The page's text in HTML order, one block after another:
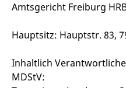
Amtsgericht Freiburg
Hauptsitz: Hauptstr. 83,
Inhaltlich
MDStV: